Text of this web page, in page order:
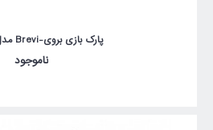
پارک بازی بروی-Brevi مدل هلوکیتی
ناموجود